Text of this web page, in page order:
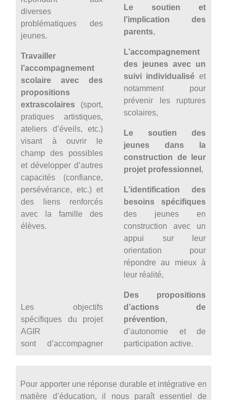
diverses
problématiques des
jeunes.
Travailler
l’accompagnement
scolaire avec des
propositions
extrascolaires (sport,
pratiques artistiques,
ateliers d’éveils, etc.)
visant à ouvrir le
champ des possibles
et développer d’autres
capacités (confiance,
persévérance, etc.) et
des liens renforcés
avec la famille des
élèves.
Les objectifs
spécifiques du projet
AGIR
sont d’accompagner
Le soutien et
l’implication des
parents,
L’accompagnement
des jeunes avec un
suivi individualisé et
notamment pour
prévenir les ruptures
scolaires,
Le soutien des
jeunes dans la
construction de leur
projet professionnel ,
L’identification des
besoins spécifiques
des jeunes en
construction avec un
appui sur leur
orientation pour
répondre au mieux à
leur réalité,
Des propositions
d’actions de
prévention,
d’autonomie et de
participation active.
Pour apporter une réponse durable et intégrative en
matière d’éducation, il nous paraît essentiel de